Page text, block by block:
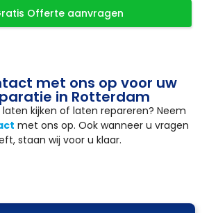
Offerte aanvragen
met ons op voor uw
in Rotterdam
kijken of laten repareren? Neem
met ons op. Ook wanneer u vragen
staan wij voor u klaar.